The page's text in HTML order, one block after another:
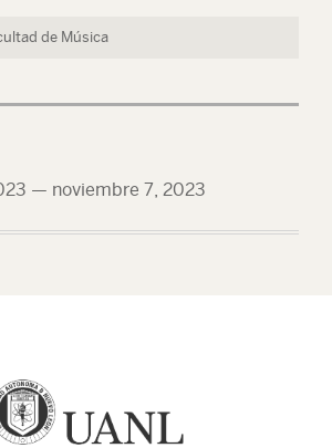
de Música
— noviembre 7, 2023